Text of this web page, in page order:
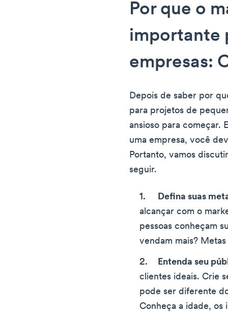
Por que o
importante
empresas:
Depois de saber por
para projetos de
ansioso para começar.
uma empresa, você
Portanto, vamos
seguir.
Defina suas
alcançar com o
pessoas conheçam
vendam mais?
Entenda seu
clientes ideais. Crie
pode ser diferente
Conheça a idade, os